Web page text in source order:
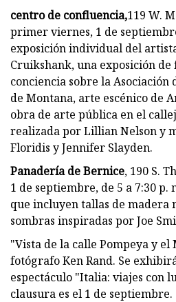
centro de confluencia,119 W.
primer viernes, 1 de
exposición individual del
Cruikshank, una exposición
conciencia sobre la Asociación
de Montana, arte escénico de
obra de arte pública en el
realizada por Lillian Nelson y
Floridis y Jennifer Slayden.
Panadería de Bernice, 190 S.
1 de septiembre, de 5 a 7:30 p.
que incluyen tallas de madera
sombras inspiradas por Joe
"Vista de la calle Pompeya y el
fotógrafo Ken Rand. Se
espectáculo "Italia: viajes con
clausura es el 1 de septiembre.